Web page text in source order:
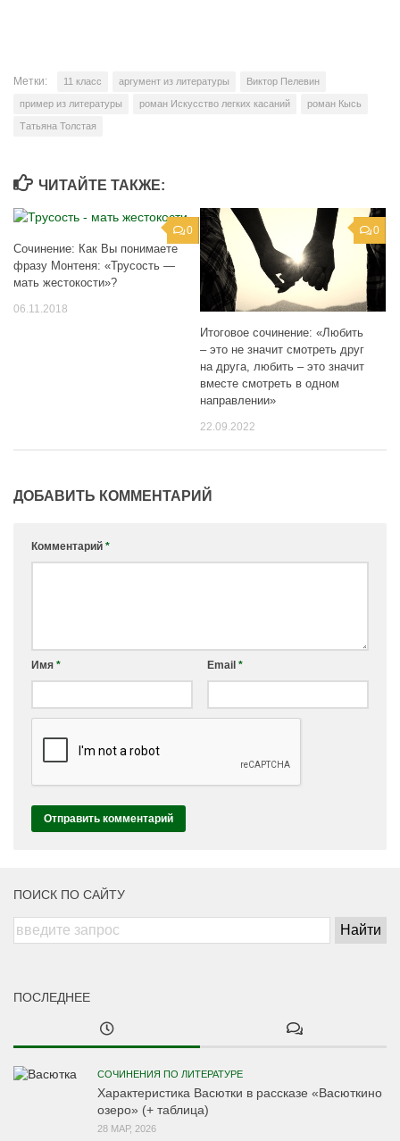
Метки: 11 класс аргумент из литературы Виктор Пелевин
пример из литературы роман Искусство легких касаний роман Кысь
Татьяна Толстая
ЧИТАЙТЕ ТАКЖЕ:
0
Сочинение: Как Вы понимаете
фразу Монтеня: «Трусость —
мать жестокости»?
06.11.2018
0
Итоговое сочинение: «Любить
– это не значит смотреть друг
на друга, любить – это значит
вместе смотреть в одном
направлении»
22.09.2022
ДОБАВИТЬ КОММЕНТАРИЙ
Комментарий *
Имя * Email *
ПОИСК ПО САЙТУ
ПОСЛЕДНЕЕ
СОЧИНЕНИЯ ПО ЛИТЕРАТУРЕ
Характеристика Васютки в рассказе «Васюткино
озеро» (+ таблица)
28 МАР, 2026